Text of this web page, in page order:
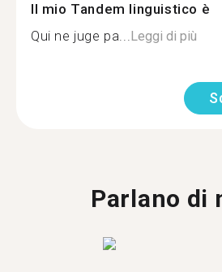
Il mio Tandem linguistico è
Qui ne juge pa...Leggi di più
Parlano di